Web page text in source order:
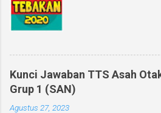
Kunci Jawaban TTS Asah
Grup 1 (SAN)
Agustus 27, 2023